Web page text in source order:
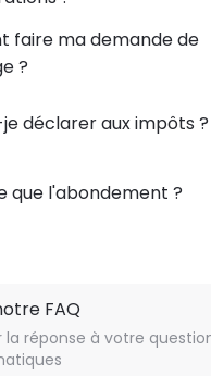
faire ma demande de
?
déclarer aux impôts ?
que l'abondement ?
FAQ
la réponse à votre